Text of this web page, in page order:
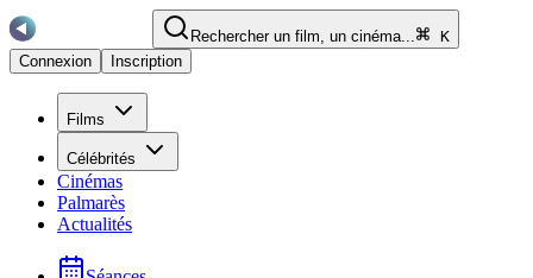
Rechercher un film, un cinéma...
K
Connexion
Inscription
Films
Célébrités
Cinémas
Palmarès
Actualités